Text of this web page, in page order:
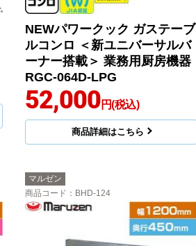
NEWパワークック ガステーブ
ルコンロ ＜新ユニバーサルバ
ーナー搭載＞ 業務用厨房機器
RGC-064D-LPG
52,000円(税込)
商品詳細はこちら
マルゼン
商品コード ：BHD-124